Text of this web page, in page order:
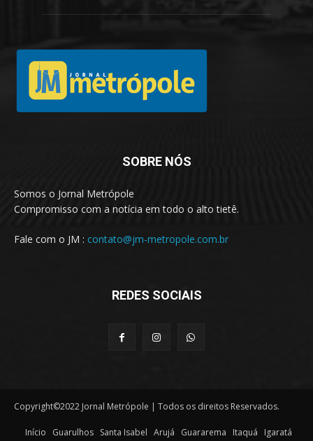
SOBRE NÓS
Somos o Jornal Metrópole
Compromisso com a notícia em todo o alto tietê.
Fale com o JM : contato@jm-metropole.com.br
REDES SOCIAIS
Copyright©2022 Jornal Metrópole | Todos os direitos Reservados.
Início Guarulhos Santa Isabel Arujá Guararema Itaquá Igaratá